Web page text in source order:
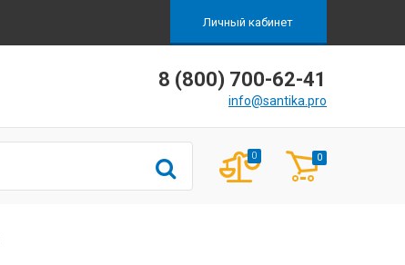
Личный кабинет
8 (800) 700-62-41
info@santika.pro
0 0